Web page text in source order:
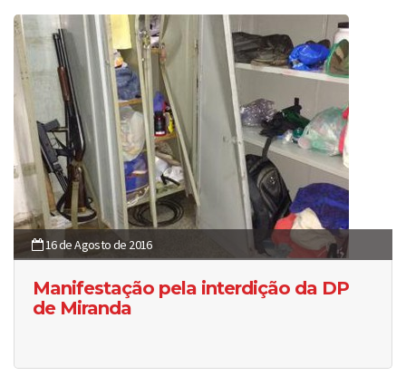
16 de Agosto de 2016
Manifestação pela interdição da DP
de Miranda